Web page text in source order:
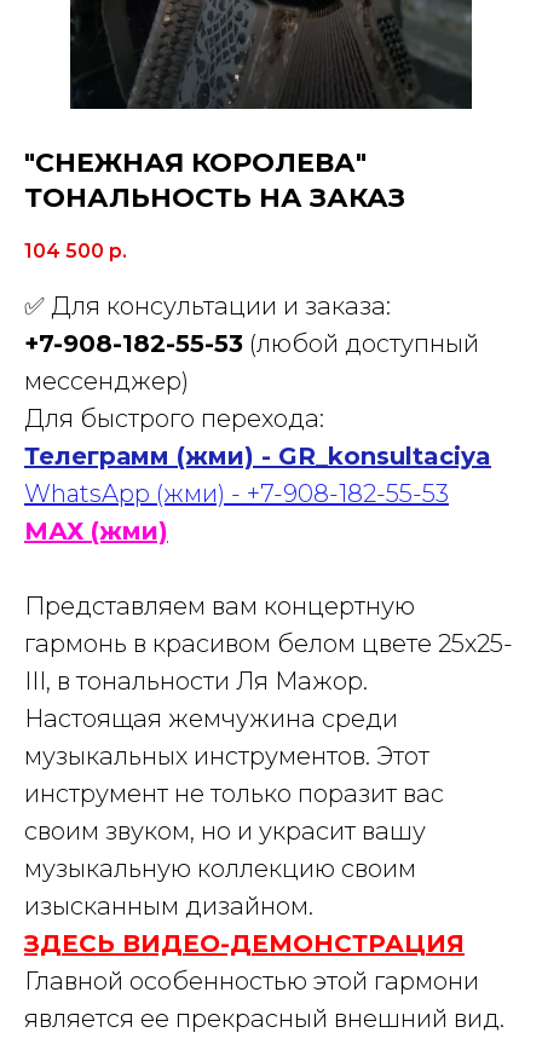
"СНЕЖНАЯ КОРОЛЕВА"
ТОНАЛЬНОСТЬ НА ЗАКАЗ
104 500 р.
✅ Для консультации и заказа:
+7-908-182-55-53 (любой доступный
мессенджер)
Для быстрого перехода:
Телеграмм (жми) - GR_konsultaciya
WhatsApp (жми) - +7-908-182-55-53
МАХ (жми)
Представляем вам концертную
гармонь в красивом белом цвете 25х25-
III, в тональности Ля Мажор.
Настоящая жемчужина среди
музыкальных инструментов. Этот
инструмент не только поразит вас
своим звуком, но и украсит вашу
музыкальную коллекцию своим
изысканным дизайном.
ЗДЕСЬ ВИДЕО-ДЕМОНСТРАЦИЯ
Главной особенностью этой гармони
является ее прекрасный внешний вид.